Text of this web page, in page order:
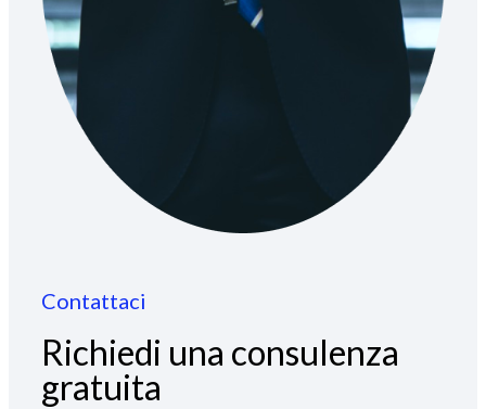
Contattaci
Richiedi una consulenza
gratuita